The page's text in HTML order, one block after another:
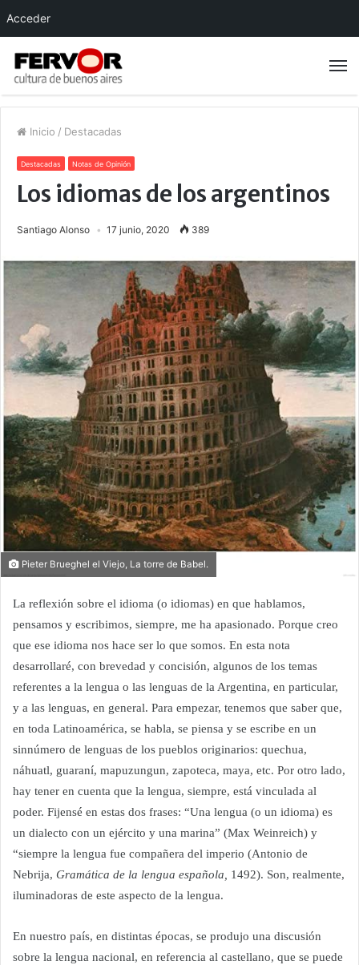
Inicio / Destacadas
Destacadas Notas de Opinión
Los idiomas de los argentinos
Santiago Alonso 17 junio, 2020 389
Pieter Brueghel el Viejo, La torre de Babel.
La reflexión sobre el idioma (o idiomas) en que hablamos,
pensamos y escribimos, siempre, me ha apasionado. Porque creo
que ese idioma nos hace ser lo que somos. En esta nota
desarrollaré, con brevedad y concisión, algunos de los temas
referentes a la lengua o las lenguas de la Argentina, en particular,
y a las lenguas, en general. Para empezar, tenemos que saber que,
en toda Latinoamérica, se habla, se piensa y se escribe en un
sinnúmero de lenguas de los pueblos originarios: quechua,
náhuatl, guaraní, mapuzungun, zapoteca, maya, etc. Por otro lado,
hay tener en cuenta que la lengua, siempre, está vinculada al
poder. Fijensé en estas dos frases: “Una lengua (o un idioma) es
un dialecto con un ejército y una marina” (Max Weinreich) y
“siempre la lengua fue compañera del imperio (Antonio de
Nebrija, Gramática de la lengua española,
1492). Son, realmente,
iluminadoras de este aspecto de la lengua.
En nuestro país, en distintas épocas, se produjo una discusión
sobre la lengua nacional, en referencia al castellano, que se puede
Acceder